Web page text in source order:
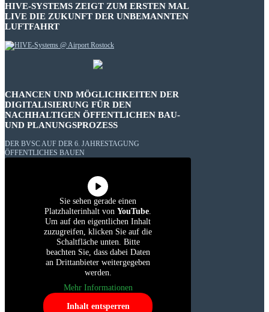
HIVE-SYSTEMS ZEIGT ZUM ERSTEN MAL
LIVE DIE ZUKUNFT DER UNBEMANNTEN
LUFTFAHRT
CHANCEN UND MÖGLICHKEITEN DER
DIGITALISIERUNG FÜR DEN
NACHHALTIGEN ÖFFENTLICHEN BAU-
UND PLANUNGSPROZESS
DER BVSC AUF DER 6. JAHRESTAGUNG
ÖFFENTLICHES BAUEN
Sie sehen gerade einen
Platzhalterinhalt von YouTube.
Um auf den eigentlichen Inhalt
zuzugreifen, klicken Sie auf die
Schaltfläche unten. Bitte
beachten Sie, dass dabei Daten
an Drittanbieter weitergegeben
werden.
Mehr Informationen
Inhalt entsperren